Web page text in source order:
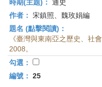
時期(主題)： 通史
作者： 宋鎮照、魏玫娟編
題名 (點擊閱讀)：
《臺灣與東南亞之歷史、社
2008。
勾選：
編號： 25